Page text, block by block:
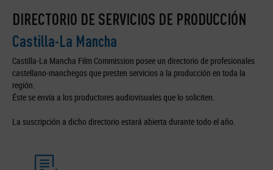
DIRECTORIO DE SERVICIOS DE PRODUCCIÓN
Castilla-La Mancha
Castilla-La Mancha Film Commission posee un directorio de profesionales
castellano-manchegos que presten servicios a la producción en toda la
región.
Éste se envía a los productores audiovisuales que lo soliciten.
La suscripción a dicho directorio estará abierta durante todo el año.